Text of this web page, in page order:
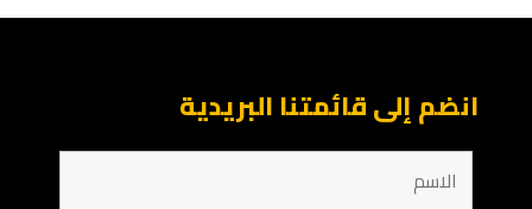
انضم إلى قائمتنا البريدية